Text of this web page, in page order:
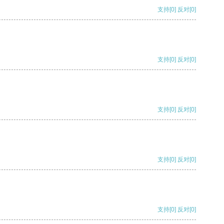
支持[0] 反对[0]
支持[0] 反对[0]
支持[0] 反对[0]
支持[0] 反对[0]
支持[0] 反对[0]